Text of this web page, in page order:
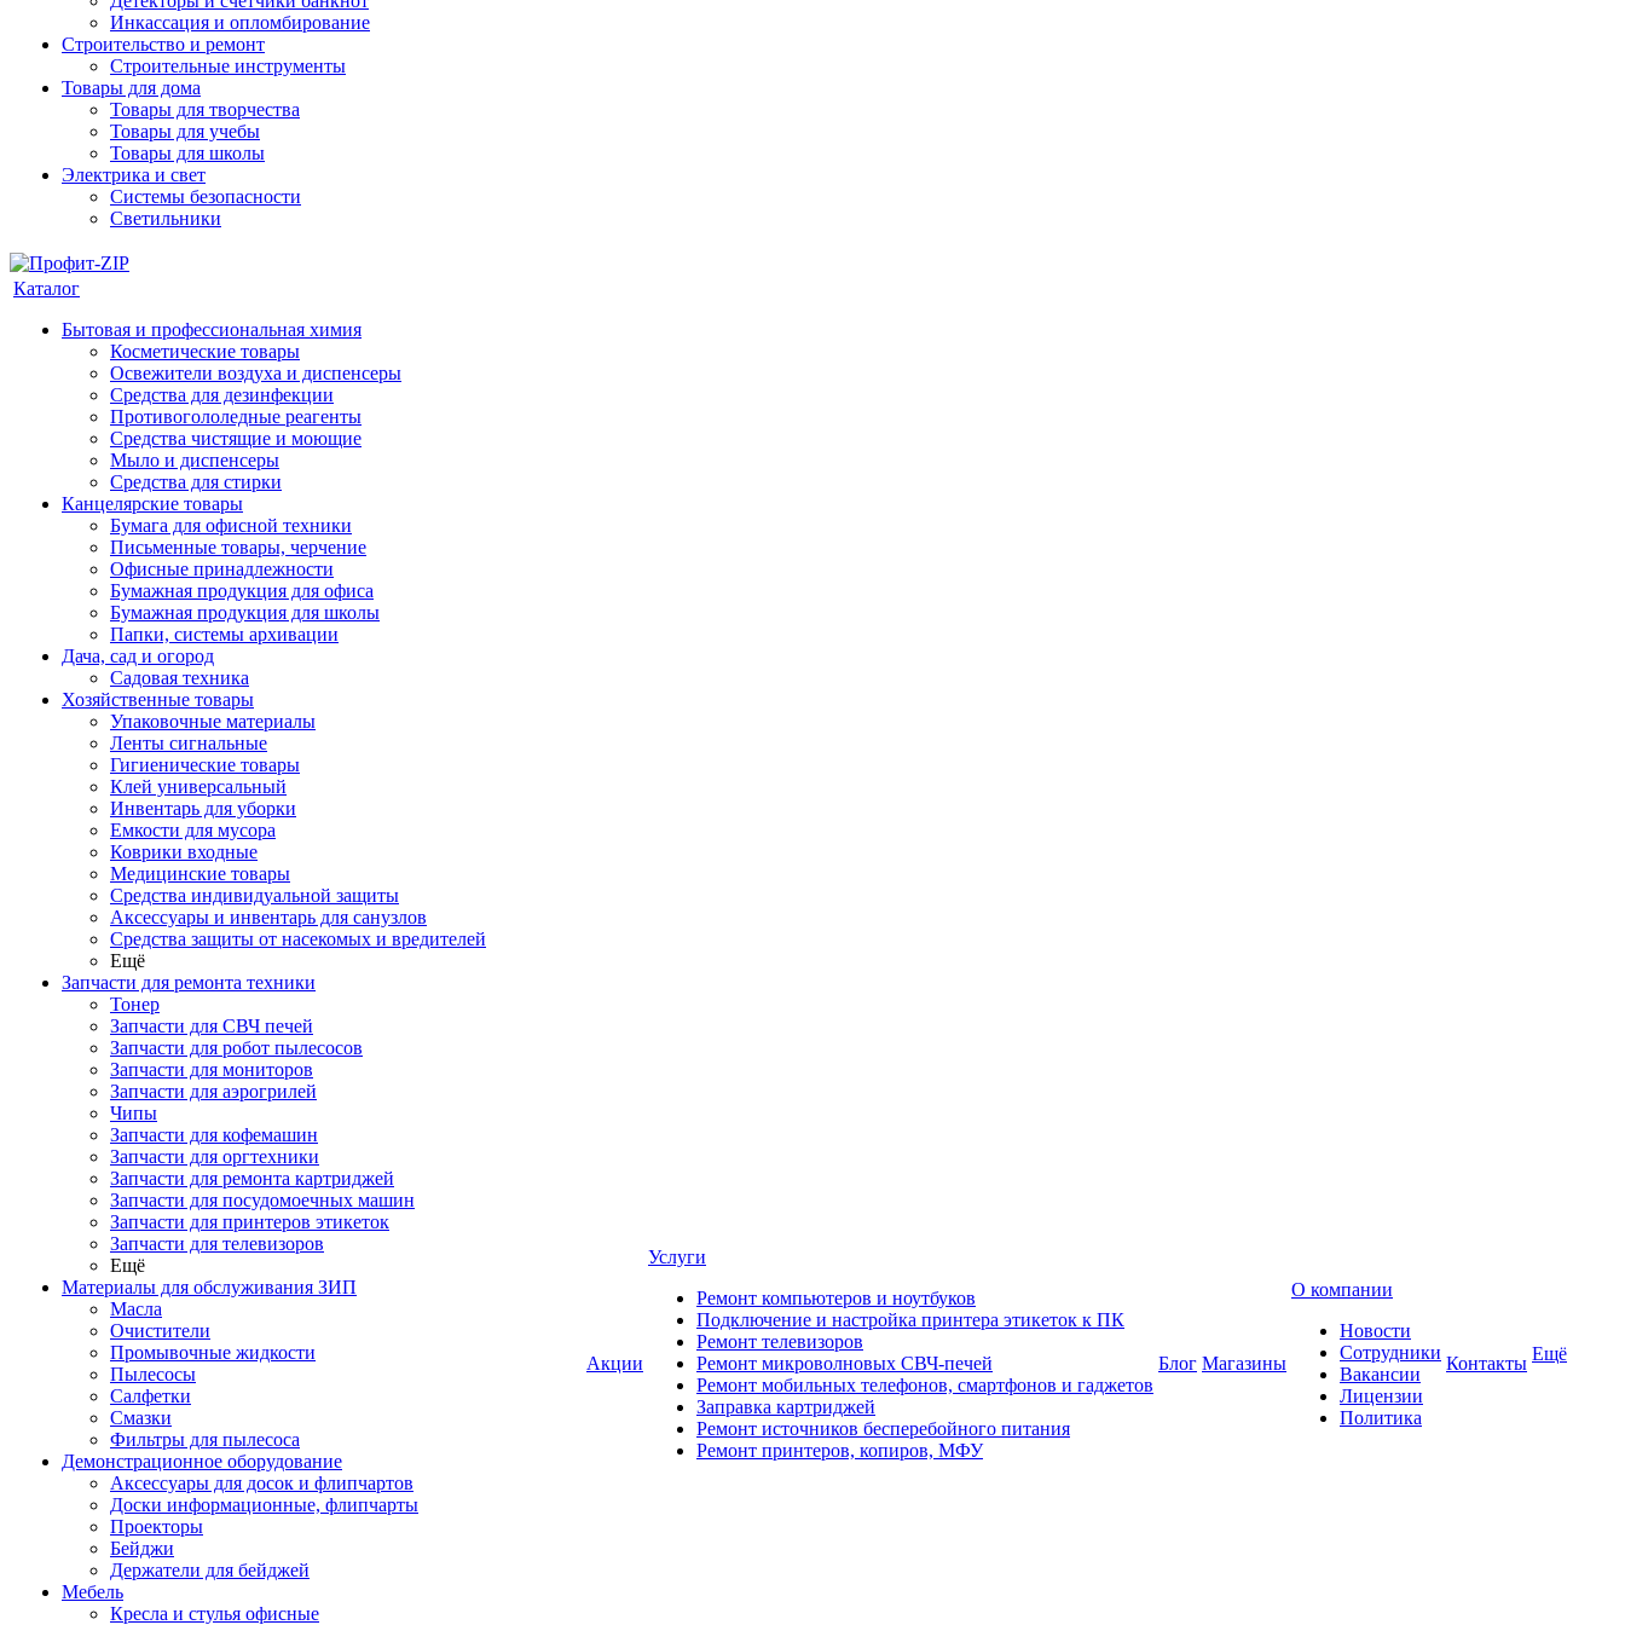
Инкассация и опломбирование
Строительство и ремонт
Строительные инструменты
Товары для дома
Товары для творчества
Товары для учебы
Товары для школы
Электрика и свет
Системы безопасности
Светильники
Каталог
Бытовая и профессиональная химия
Косметические товары
Освежители воздуха и диспенсеры
Средства для дезинфекции
Противогололедные реагенты
Средства чистящие и моющие
Мыло и диспенсеры
Средства для стирки
Канцелярские товары
Бумага для офисной техники
Письменные товары, черчение
Офисные принадлежности
Бумажная продукция для офиса
Бумажная продукция для школы
Папки, системы архивации
Дача, сад и огород
Садовая техника
Хозяйственные товары
Упаковочные материалы
Ленты сигнальные
Гигиенические товары
Клей универсальный
Инвентарь для уборки
Емкости для мусора
Коврики входные
Медицинские товары
Средства индивидуальной защиты
Аксессуары и инвентарь для санузлов
Средства защиты от насекомых и вредителей
Ещё
Запчасти для ремонта техники
Тонер
Запчасти для СВЧ печей
Запчасти для робот пылесосов
Запчасти для мониторов
Запчасти для аэрогрилей
Чипы
Запчасти для кофемашин
Запчасти для оргтехники
Запчасти для ремонта картриджей
Запчасти для посудомоечных машин
Запчасти для принтеров этикеток
Запчасти для телевизоров
Ещё
Материалы для обслуживания ЗИП
Масла
Очистители
Промывочные жидкости
Пылесосы
Салфетки
Смазки
Фильтры для пылесоса
Демонстрационное оборудование
Аксессуары для досок и флипчартов
Доски информационные, флипчарты
Проекторы
Бейджи
Держатели для бейджей
Мебель
Кресла и стулья офисные
Акции
Услуги
Ремонт компьютеров и ноутбуков
Подключение и настройка принтера этикеток к ПК
Ремонт телевизоров
Ремонт микроволновых СВЧ-печей
Ремонт мобильных телефонов, смартфонов и гаджетов
Заправка картриджей
Ремонт источников бесперебойного питания
Ремонт принтеров, копиров, МФУ
Блог Магазины
О компании
Новости
Сотрудники
Вакансии
Лицензии
Политика
Контакты Ещё